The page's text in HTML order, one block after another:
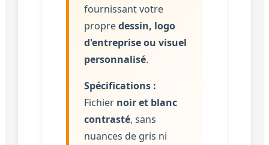
fournissant votre
propredessin, logo
d'entreprise ou visuel
personnalisé.
Spécifications :
Fichier noir et blanc
contrasté, sans
nuances de gris ni